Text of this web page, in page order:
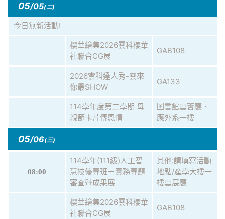
05/05(二)
今日無新活動!
櫻華繪集2026雲科櫻華
社聯合CG展
GAB108
2026雲科達人秀-雲來
你最SHOW
GA133
114學年度第二學期 母
親節卡片傳恩情
圖書館雲薈廳、
應外系一樓
05/06(三)
08:00
114學年(111級)人工智
慧技優專班－實務專題
審查暨成果展
其他:請填寫活動
地點/產學大樓一
樓雲展廳
櫻華繪集2026雲科櫻華
社聯合CG展
GAB108